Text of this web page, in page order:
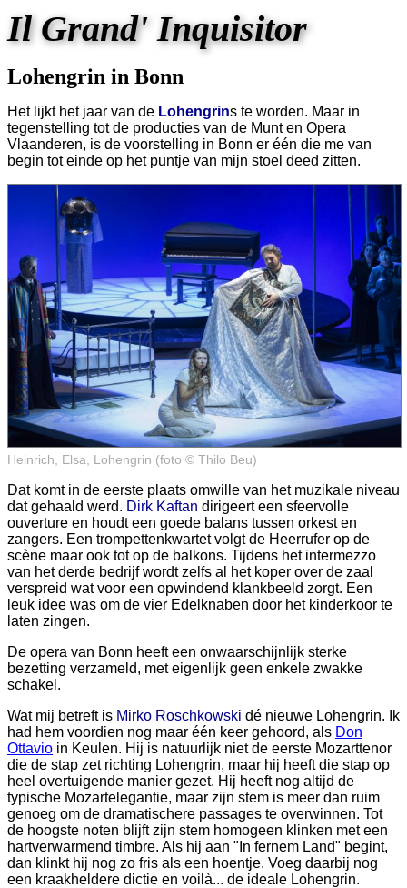
Il Grand' Inquisitor
Lohengrin in Bonn
Het lijkt het jaar van de Lohengrins te worden. Maar in
tegenstelling tot de producties van de Munt en Opera
Vlaanderen, is de voorstelling in Bonn er één die me van
begin tot einde op het puntje van mijn stoel deed zitten.
Heinrich, Elsa, Lohengrin (foto © Thilo Beu)
Dat komt in de eerste plaats omwille van het muzikale niveau
dat gehaald werd. Dirk Kaftan dirigeert een sfeervolle
ouverture en houdt een goede balans tussen orkest en
zangers. Een trompettenkwartet volgt de Heerrufer op de
scène maar ook tot op de balkons. Tijdens het intermezzo
van het derde bedrijf wordt zelfs al het koper over de zaal
verspreid wat voor een opwindend klankbeeld zorgt. Een
leuk idee was om de vier Edelknaben door het kinderkoor te
laten zingen.
De opera van Bonn heeft een onwaarschijnlijk sterke
bezetting verzameld, met eigenlijk geen enkele zwakke
schakel.
Wat mij betreft is Mirko Roschkowski dé nieuwe Lohengrin. Ik
had hem voordien nog maar één keer gehoord, als Don
Ottavio in Keulen. Hij is natuurlijk niet de eerste Mozarttenor
die de stap zet richting Lohengrin, maar hij heeft die stap op
heel overtuigende manier gezet. Hij heeft nog altijd de
typische Mozartelegantie, maar zijn stem is meer dan ruim
genoeg om de dramatischere passages te overwinnen. Tot
de hoogste noten blijft zijn stem homogeen klinken met een
hartverwarmend timbre. Als hij aan "In fernem Land" begint,
dan klinkt hij nog zo fris als een hoentje. Voeg daarbij nog
een kraakheldere dictie en voilà... de ideale Lohengrin.